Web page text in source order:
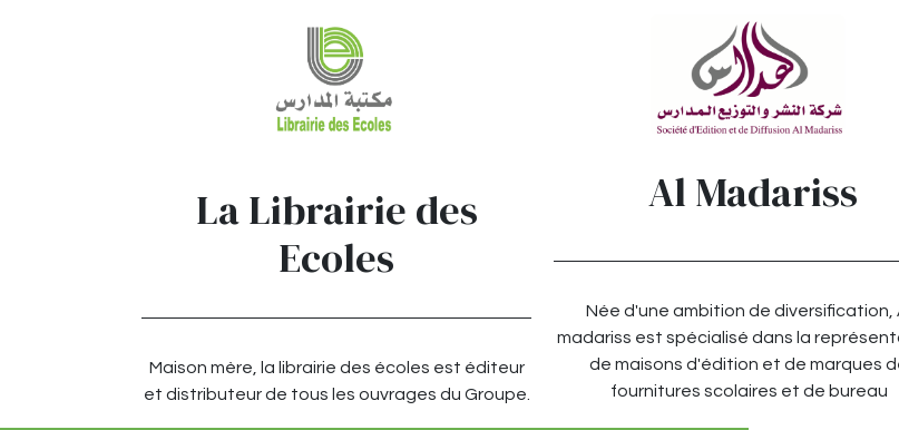
La Librairie des
Ecoles
Maison mère, la librairie des écoles est éditeur
et distributeur de tous les ouvrages du Groupe.
Al Madariss
Née d'une ambition de diversification,
madariss est spécialisé dans la
de maisons d'édition et de marques
fournitures scolaires et de bureau